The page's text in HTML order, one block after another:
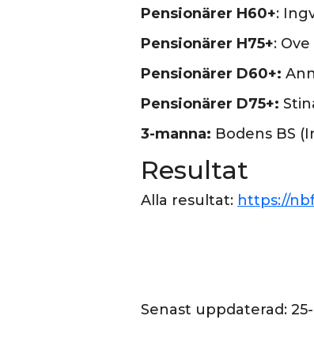
Pensionärer H60+:
Pensionärer H75+:
Pensionärer D60+:
Pensionärer D75+:
3-manna: Bodens BS
Resultat
Alla resultat: https://
Senast uppdaterad: